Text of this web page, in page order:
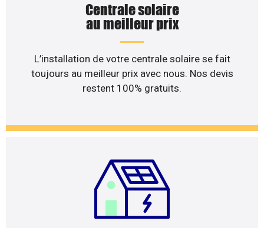
Centrale solaire
au meilleur prix
L’installation de votre centrale solaire se fait
toujours au meilleur prix avec nous. Nos devis
restent 100% gratuits.